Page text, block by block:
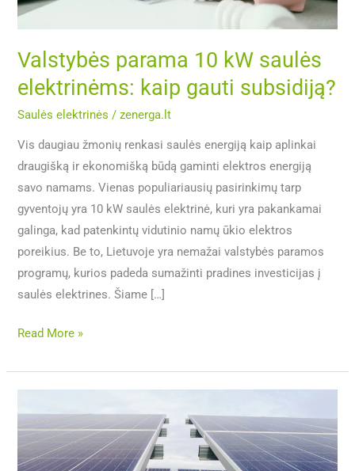
Valstybės parama 10 kW saulės
elektrinėms: kaip gauti subsidiją?
Saulės elektrinės /zenerga.lt
Vis daugiau žmonių renkasi saulės energiją kaip aplinkai
draugišką ir ekonomišką būdą gaminti elektros energiją
savo namams. Vienas populiariausių pasirinkimų tarp
gyventojų yra 10 kW saulės elektrinė, kuri yra pakankamai
galinga, kad patenkintų vidutinio namų ūkio elektros
poreikius. Be to, Lietuvoje yra nemažai valstybės paramos
programų, kurios padeda sumažinti pradines investicijas į
saulės elektrines. Šiame […]
gauti
subsidiją?
Read More »
elektrinių
montavimo
patarimai